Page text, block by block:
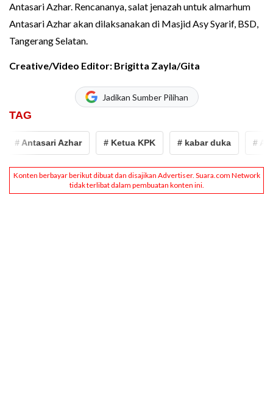
Antasari Azhar. Rencananya, salat jenazah untuk almarhum
Antasari Azhar akan dilaksanakan di Masjid Asy Syarif, BSD,
Tangerang Selatan.
Creative/Video Editor: Brigitta Zayla/Gita
Jadikan Sumber Pilihan
TAG
# Antasari Azhar # Ketua KPK # kabar duka #